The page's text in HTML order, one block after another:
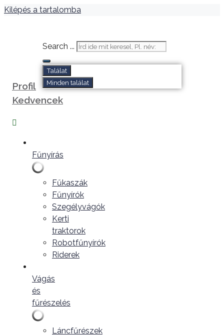
Kilépés a tartalomba
Search ...
Találat
Minden találat
Profil
Kedvencek
Fűnyírás
Fűkaszák
Fűnyírók
Szegélyvágók
Kerti
traktorok
Robotfűnyírók
Riderek
Vágás
és
fűrészelés
Láncfűrészek